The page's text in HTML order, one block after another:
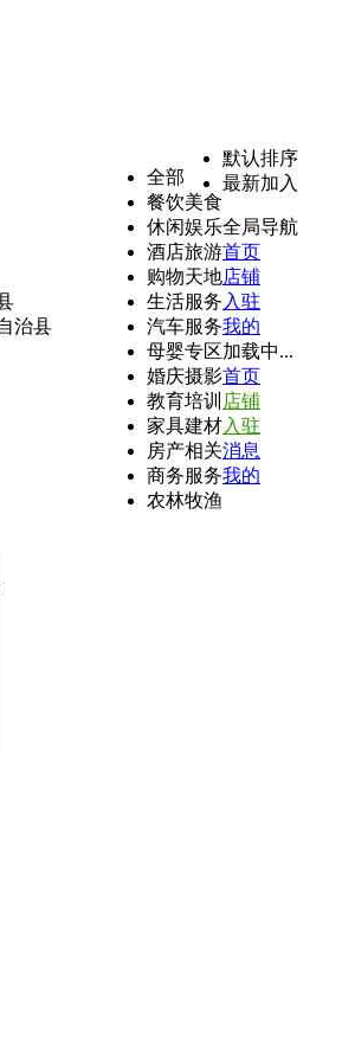
治县
全部
餐饮美食
休闲娱乐
酒店旅游
购物天地
生活服务
汽车服务
母婴专区
婚庆摄影
教育培训
家具建材
房产相关
商务服务
农林牧渔
默认排序
最新加入
全局导航
首页
店铺
入驻
我的
加载中...
首页
店铺
入驻
消息
我的